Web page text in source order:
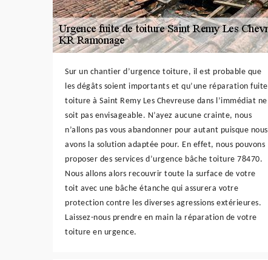
Sur un chantier d’urgence toiture, il est probable que
les dégâts soient importants et qu’une réparation fuite
toiture à Saint Remy Les Chevreuse dans l’immédiat ne
soit pas envisageable. N’ayez aucune crainte, nous
n’allons pas vous abandonner pour autant puisque nous
avons la solution adaptée pour. En effet, nous pouvons
proposer des services d’urgence bâche toiture 78470.
Nous allons alors recouvrir toute la surface de votre
toit avec une bâche étanche qui assurera votre
protection contre les diverses agressions extérieures.
Laissez-nous prendre en main la réparation de votre
toiture en urgence.